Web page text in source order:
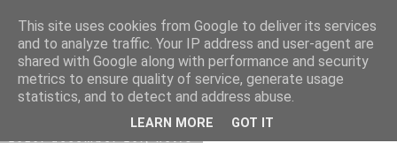
Moha Konyha
This site uses cookies from Google to deliver its services
and to analyze traffic. Your IP address and user-agent are
shared with Google along with performance and security
metrics to ensure quality of service, generate usage
statistics, and to detect and address abuse.
LEARN MORE GOT IT